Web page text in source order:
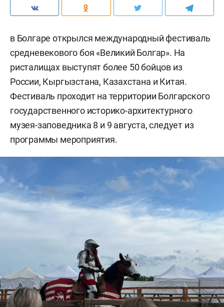
в Болгаре открылся международный фестиваль
средневекового боя «Великий Болгар». На
ристалищах выступят более 50 бойцов из
России, Кыргызстана, Казахстана и Китая.
Фестиваль проходит на территории Болгарского
государственного историко-архитектурного
музея-заповедника 8 и 9 августа, следует из
программы мероприятия.